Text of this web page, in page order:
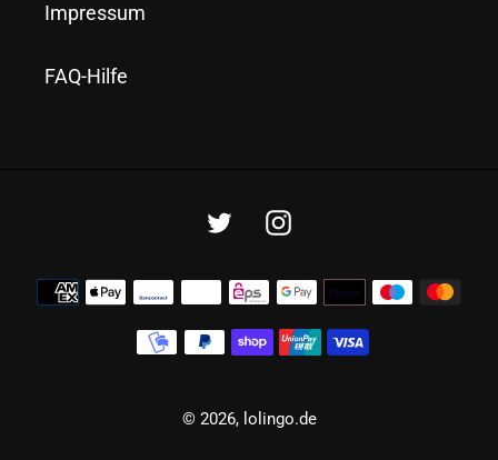
Impressum
FAQ-Hilfe
TwitterInstagram
Zahlungsmethoden
© 2026, lolingo.de